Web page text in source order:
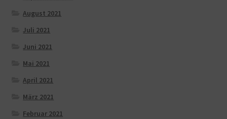
August 2021
Juli 2021
Juni 2021
Mai 2021
April 2021
März 2021
Februar 2021